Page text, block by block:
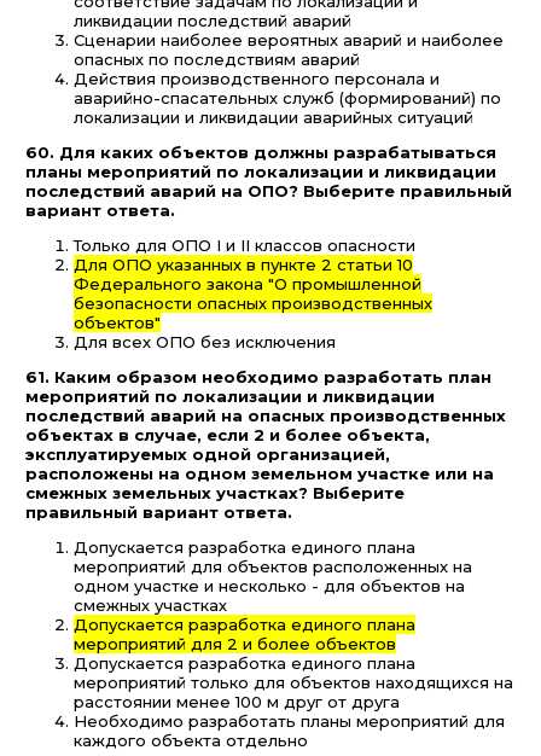
ликвидации последствий аварий
Сценарии наиболее вероятных аварий и наиболее
опасных по последствиям аварий
Действия производственного персонала и
аварийно-спасательных служб (формирований) по
локализации и ликвидации аварийных ситуаций
60. Для каких объектов должны разрабатываться
планы мероприятий по локализации и ликвидации
последствий аварий на ОПО? Выберите правильный
вариант ответа.
Только для ОПО I и II классов опасности
Для ОПО указанных в пункте 2 статьи 10
Федерального закона "О промышленной
безопасности опасных производственных
объектов"
Для всех ОПО без исключения
61. Каким образом необходимо разработать план
мероприятий по локализации и ликвидации
последствий аварий на опасных производственных
объектах в случае, если 2 и более объекта,
эксплуатируемых одной организацией,
расположены на одном земельном участке или на
смежных земельных участках? Выберите
правильный вариант ответа.
Допускается разработка единого плана
мероприятий для объектов расположенных на
одном участке и несколько - для объектов на
смежных участках
Допускается разработка единого плана
мероприятий для 2 и более объектов
Допускается разработка единого плана
мероприятий только для объектов находящихся на
расстоянии менее 100 м друг от друга
Необходимо разработать планы мероприятий для
каждого объекта отдельно